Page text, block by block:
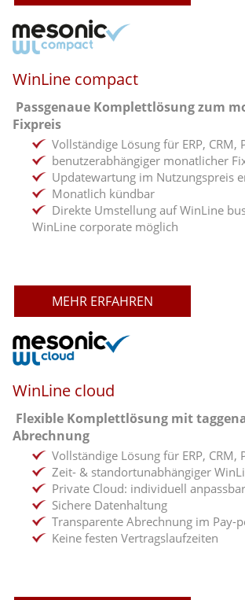
WinLine compact
Passgenaue Komplettlösung zum
Fixpreis
Vollständige Lösung für ERP, CRM,
benutzerabhängiger monatlicher
Updatewartung im Nutzungspreis
Monatlich kündbar
Direkte Umstellung auf WinLine
WinLine corporate möglich
MEHR ERFAHREN
WinLine cloud
Flexible Komplettlösung mit
Abrechnung
Vollständige Lösung für ERP, CRM,
Zeit- & standortunabhängiger
Private Cloud: individuell
Sichere Datenhaltung
Transparente Abrechnung im Pay-
Keine festen Vertragslaufzeiten